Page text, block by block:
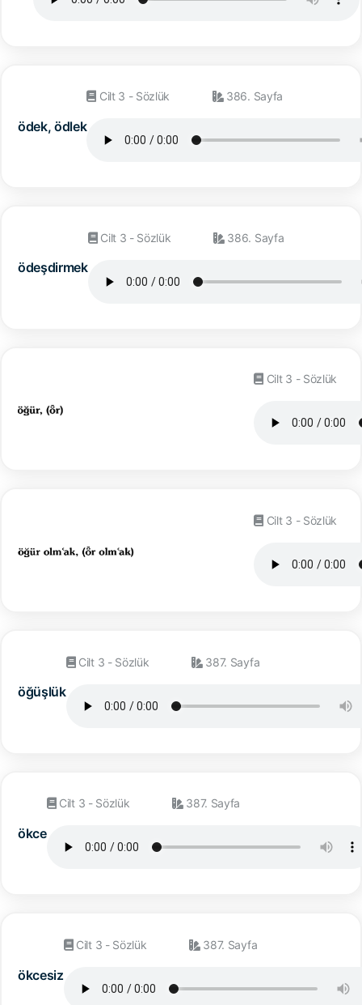
ödek, ödlek
Cilt 3 - Sözlük 386. Sayfa
ödeşdirmek
Cilt 3 - Sözlük 386. Sayfa
Cilt 3 - Sözlük
Cilt 3 - Sözlük
öğüşlük
Cilt 3 - Sözlük 387. Sayfa
ökce
Cilt 3 - Sözlük 387. Sayfa
ökcesiz
Cilt 3 - Sözlük 387. Sayfa